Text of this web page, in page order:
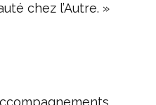
chez l’Autre. »